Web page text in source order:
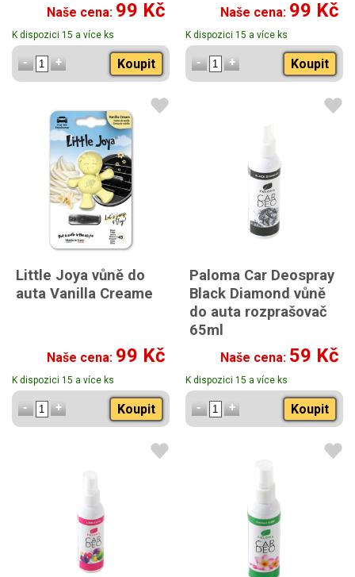
Naše cena: 99 Kč
K dispozici 15 a více ks
Koupit
Naše cena: 99 Kč
K dispozici 15 a více ks
Koupit
Little Joya vůně do
auta Vanilla Creame
Naše cena: 99 Kč
K dispozici 15 a více ks
Koupit
Paloma Car Deospray
Black Diamond vůně
do auta rozprašovač
65ml
Naše cena: 59 Kč
K dispozici 15 a více ks
Koupit